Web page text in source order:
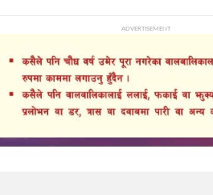
ADVERTISEMENT